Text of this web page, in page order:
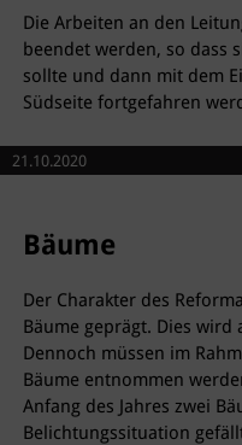
Die Arbeiten an den
beendet werden, so dass
sollte und dann mit dem
Südseite fortgefahren
21.10.2020
Bäume
Der Charakter des
Bäume geprägt. Dies wird
Dennoch müssen im
Bäume entnommen
Anfang des Jahres zwei
Belichtungssituation